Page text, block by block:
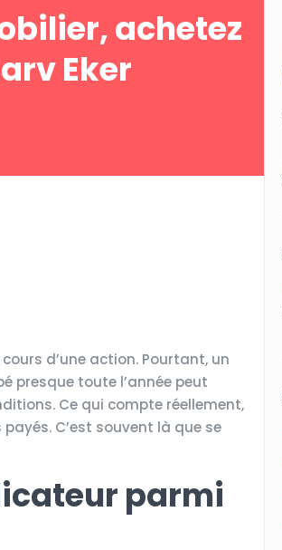
achetez
Eker
d’une action. Pourtant, un
presque toute l’année peut
Ce qui compte réellement,
C’est souvent là que se
parmi